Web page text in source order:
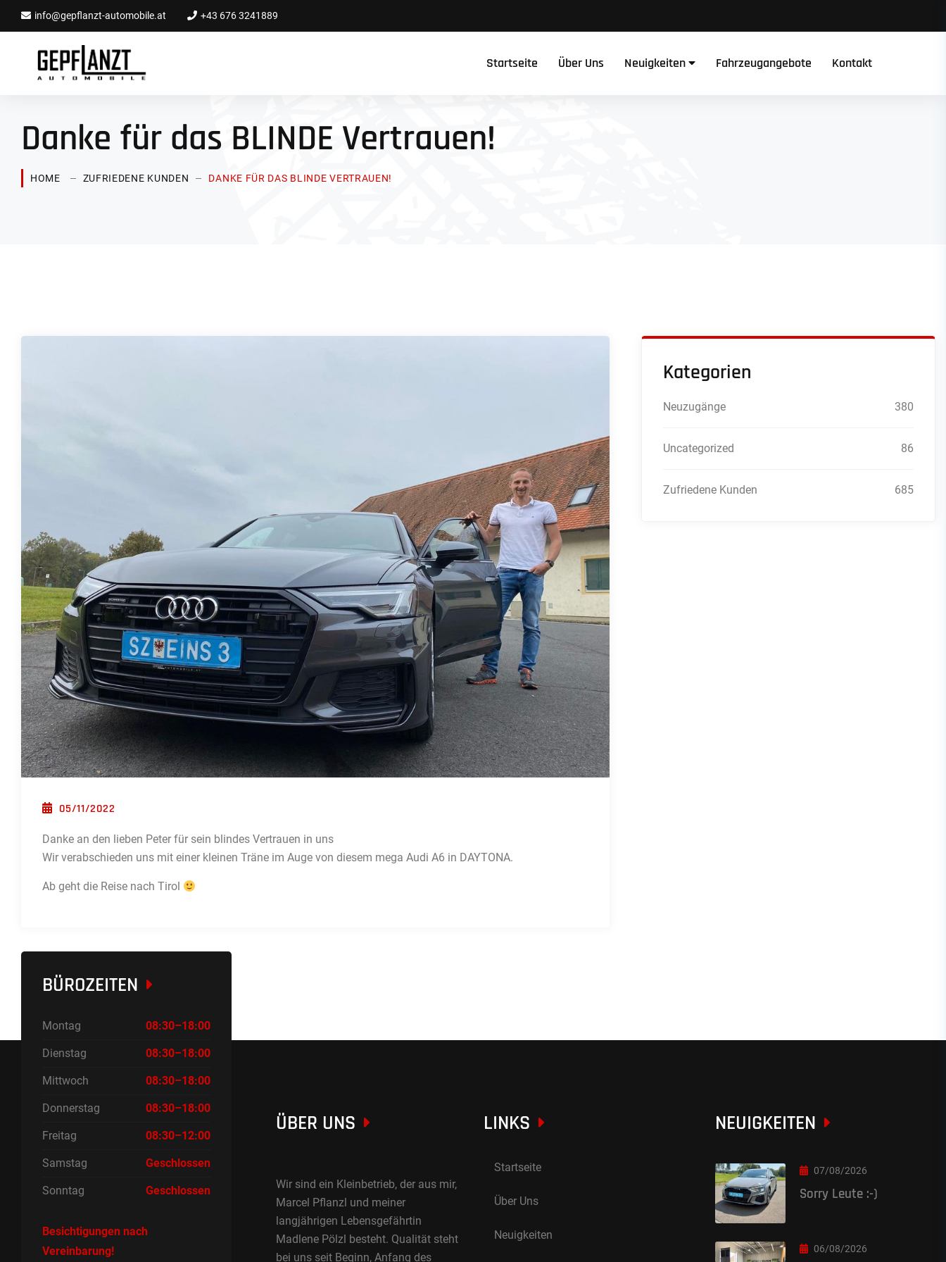
info@gepflanzt-automobile.at +43 676 3241889
Startseite Über Uns Neuigkeiten Fahrzeugangebote Kontakt
Danke für das BLINDE Vertrauen!
HOME ZUFRIEDENE KUNDEN DANKE FÜR DAS BLINDE VERTRAUEN!
POSTED ON
05/11/2022
Danke an den lieben Peter für sein blindes Vertrauen in uns
Wir verabschieden uns mit einer kleinen Träne im Auge von diesem mega Audi A6 in DAYTONA.
Ab geht die Reise nach Tirol
Kategorien
Neuzugänge 380
Uncategorized 86
Zufriedene Kunden 685
BÜROZEITEN
Montag 08:30–18:00
Dienstag 08:30–18:00
Mittwoch 08:30–18:00
Donnerstag 08:30–18:00
Freitag 08:30–12:00
Samstag Geschlossen
Sonntag Geschlossen
Besichtigungen nach
Vereinbarung!
ÜBER UNS
Wir sind ein Kleinbetrieb, der aus mir,
Marcel Pflanzl und meiner
langjährigen Lebensgefährtin
Madlene Pölzl besteht. Qualität steht
bei uns seit Beginn, Anfang des
LINKS
Startseite
Über Uns
Neuigkeiten
NEUIGKEITEN
07/08/2026
Sorry Leute :-)
06/08/2026